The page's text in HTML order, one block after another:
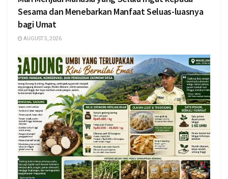
Sesama dan Menebarkan Manfaat Seluas-luasnya
bagi Umat
AUGUST 5, 2026